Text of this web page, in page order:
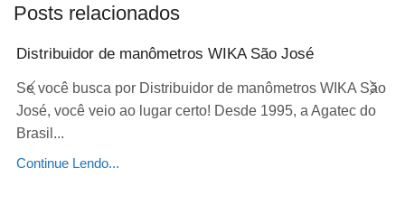
Posts relacionados
Distribuidor de manômetros WIKA São José
Se você busca por Distribuidor de manômetros WIKA São
José, você veio ao lugar certo! Desde 1995, a Agatec do
Brasil...
Continue Lendo...